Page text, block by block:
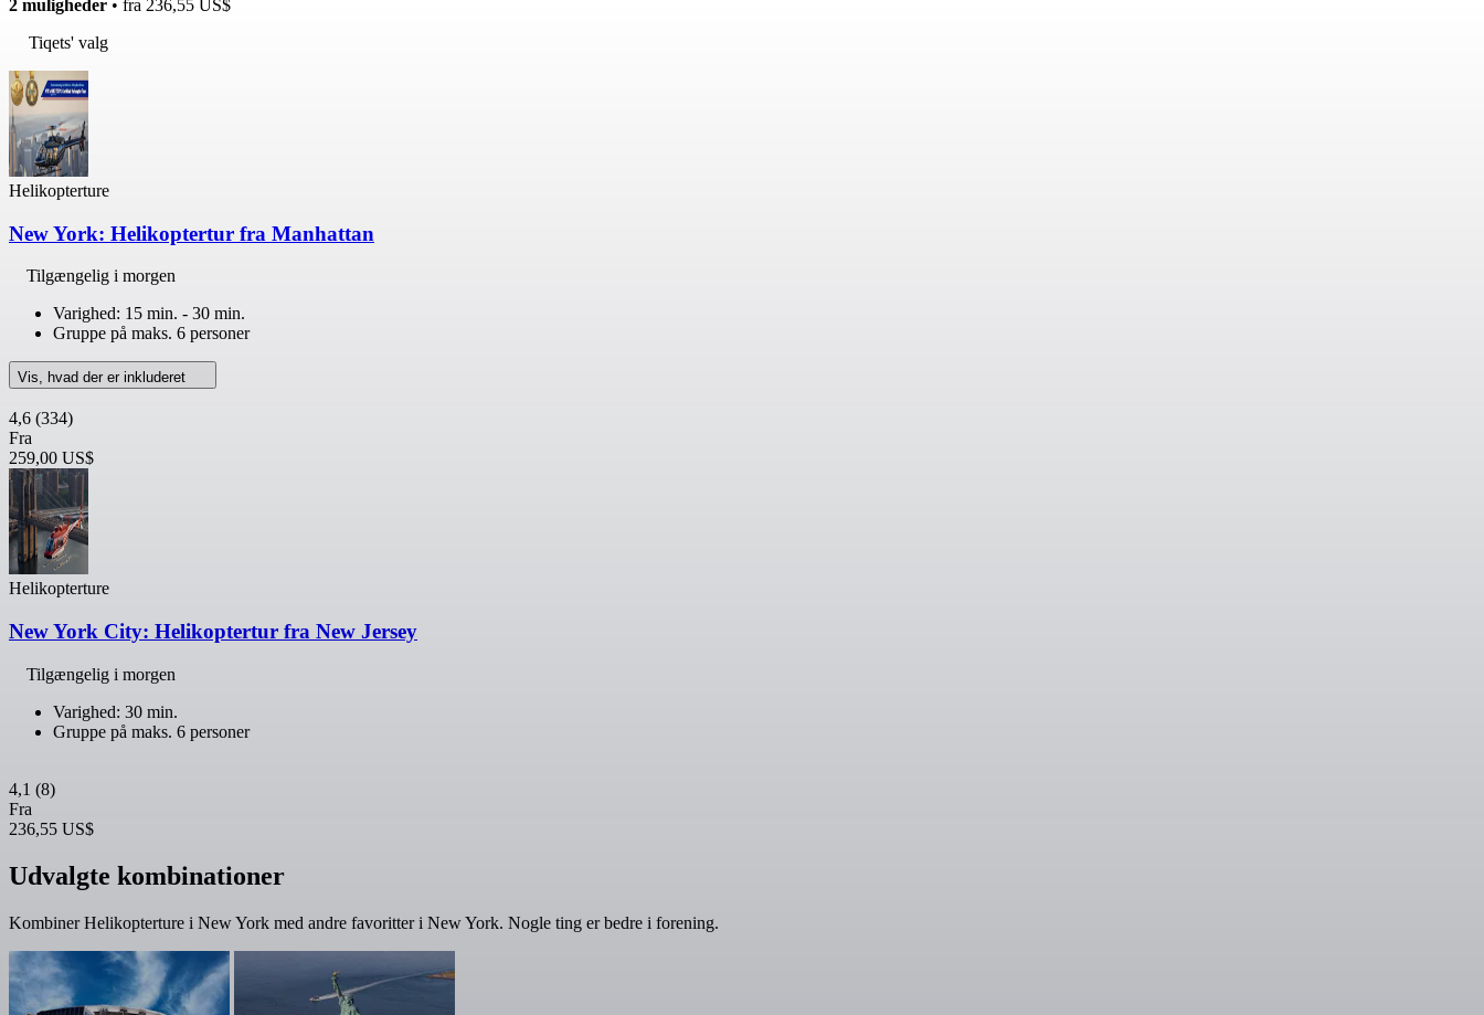
2 muligheder • fra 236,55 US$
Tiqets' valg
Helikopterture
New York: Helikoptertur fra Manhattan
Tilgængelig i morgen
Varighed: 15 min. - 30 min.
Gruppe på maks. 6 personer
Vis, hvad der er inkluderet
4,6 (334)
Fra
259,00 US$
Helikopterture
New York City: Helikoptertur fra New Jersey
Tilgængelig i morgen
Varighed: 30 min.
Gruppe på maks. 6 personer
4,1 (8)
Fra
236,55 US$
Udvalgte kombinationer
Kombiner Helikopterture i New York med andre favoritter i New York. Nogle ting er bedre i forening.